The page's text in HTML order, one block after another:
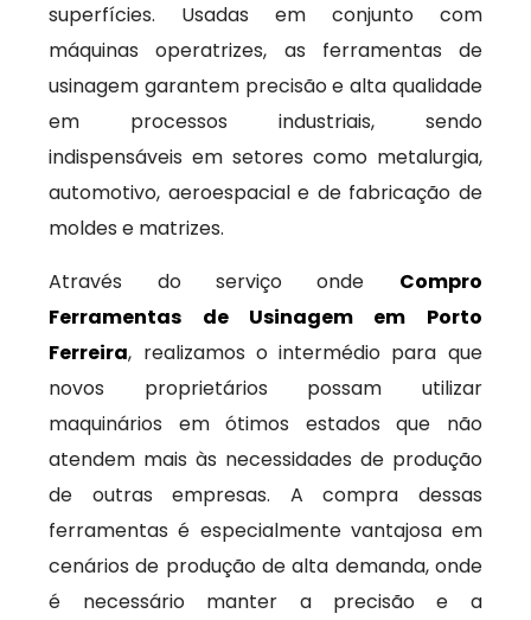
superfícies. Usadas em conjunto com
máquinas operatrizes, as ferramentas de
usinagem garantem precisão e alta qualidade
em processos industriais, sendo
indispensáveis em setores como metalurgia,
automotivo, aeroespacial e de fabricação de
moldes e matrizes.
Através do serviço onde Compro
Ferramentas de Usinagem em Porto
Ferreira, realizamos o intermédio para que
novos proprietários possam utilizar
maquinários em ótimos estados que não
atendem mais às necessidades de produção
de outras empresas. A compra dessas
ferramentas é especialmente vantajosa em
cenários de produção de alta demanda, onde
é necessário manter a precisão e a